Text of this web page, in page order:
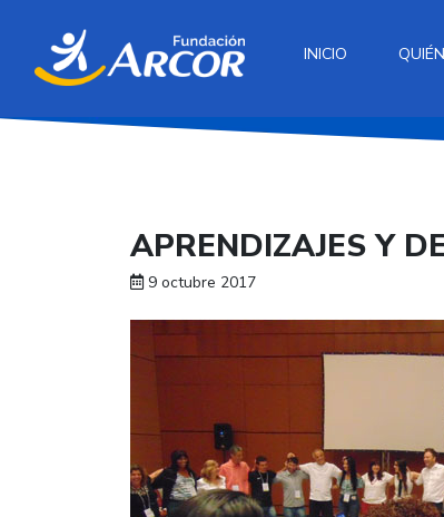
INICIO
APRENDIZAJES Y
9 octubre 2017